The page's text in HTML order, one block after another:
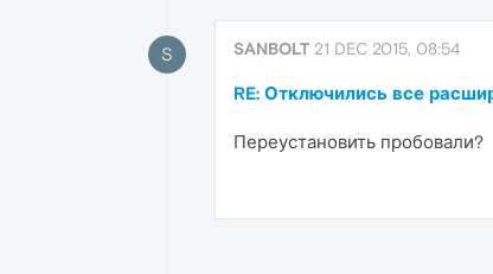
S SANBOLT 21 DEC 2015, 08:54
RE: Отключились все
Переустановить пробовали?